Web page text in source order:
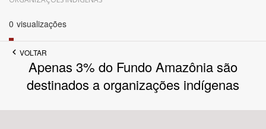
0 visualizações
VOLTAR
Apenas 3% do Fundo Amazônia são
destinados a organizações indígenas